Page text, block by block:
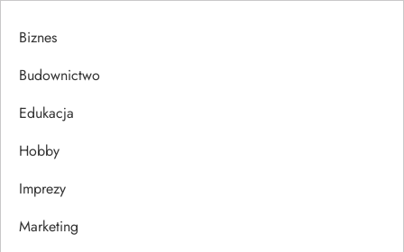
a
c
a
w
Biznes
Budownictwo
Edukacja
Hobby
Imprezy
Marketing